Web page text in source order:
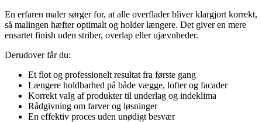
En erfaren maler sørger for, at alle overflader bliver klargjort korrekt,
så malingen hæfter optimalt og holder længere. Det giver en mere
ensartet finish uden striber, overlap eller ujævnheder.
Derudover får du:
Et flot og professionelt resultat fra første gang
Længere holdbarhed på både vægge, lofter og facader
Korrekt valg af produkter til underlag og indeklima
Rådgivning om farver og løsninger
En effektiv proces uden unødigt besvær